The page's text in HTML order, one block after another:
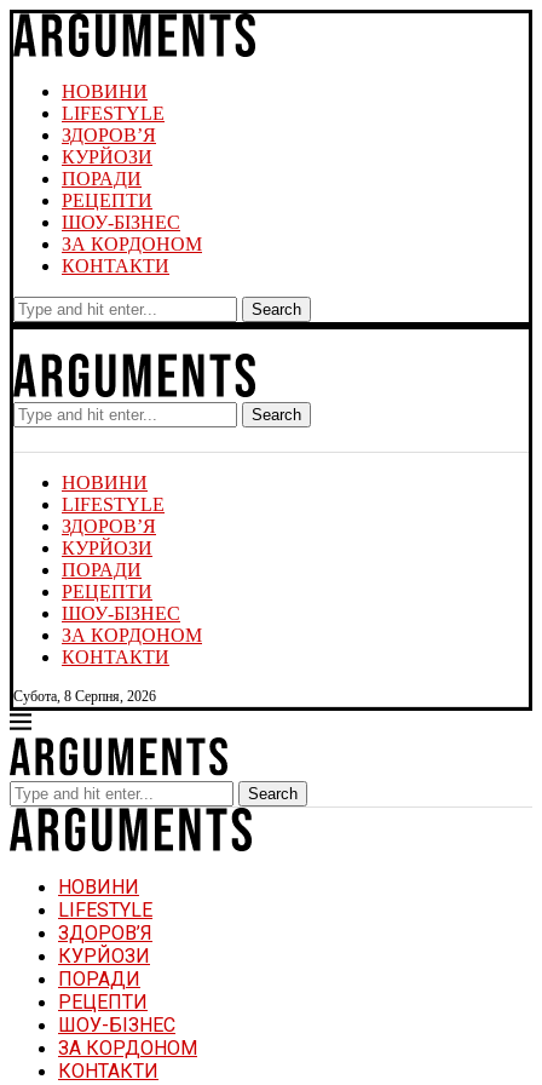
НОВИНИ
LIFESTYLE
ЗДОРОВ’Я
КУРЙОЗИ
ПОРАДИ
РЕЦЕПТИ
ШОУ-БІЗНЕС
ЗА КОРДОНОМ
КОНТАКТИ
Search
Search
НОВИНИ
LIFESTYLE
ЗДОРОВ’Я
КУРЙОЗИ
ПОРАДИ
РЕЦЕПТИ
ШОУ-БІЗНЕС
ЗА КОРДОНОМ
КОНТАКТИ
Субота, 8 Серпня, 2026
Search
НОВИНИ
LIFESTYLE
ЗДОРОВ’Я
КУРЙОЗИ
ПОРАДИ
РЕЦЕПТИ
ШОУ-БІЗНЕС
ЗА КОРДОНОМ
КОНТАКТИ